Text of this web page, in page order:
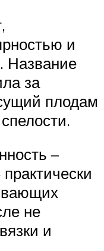
и
Название
за
плодам
–
не
и